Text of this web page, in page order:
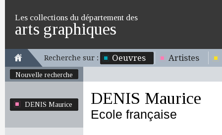
Les collections du département des
arts graphiques
Recherche sur : Oeuvres Artistes
Nouvelle recherche
DENIS Maurice DENIS Maurice
Ecole française